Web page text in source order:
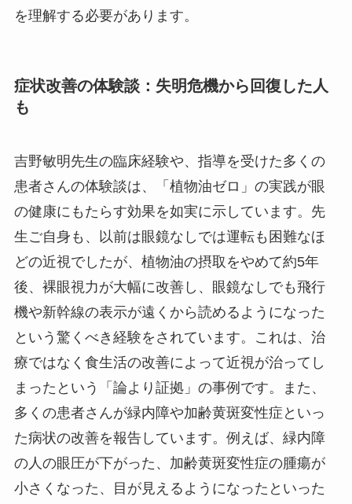
を理解する必要があります。
症状改善の体験談：失明危機から回復した人
も
吉野敏明先生の臨床経験や、指導を受けた多くの
患者さんの体験談は、「植物油ゼロ」の実践が眼
の健康にもたらす効果を如実に示しています。先
生ご自身も、以前は眼鏡なしでは運転も困難なほ
どの近視でしたが、植物油の摂取をやめて約5年
後、裸眼視力が大幅に改善し、眼鏡なしでも飛行
機や新幹線の表示が遠くから読めるようになった
という驚くべき経験をされています。これは、治
療ではなく食生活の改善によって近視が治ってし
まったという「論より証拠」の事例です。また、
多くの患者さんが緑内障や加齢黄斑変性症といっ
た病状の改善を報告しています。例えば、緑内障
の人の眼圧が下がった、加齢黄斑変性症の腫瘍が
小さくなった、目が見えるようになったといった